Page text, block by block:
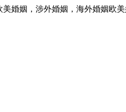
婚姻，涉外婚姻，海外婚姻欧美